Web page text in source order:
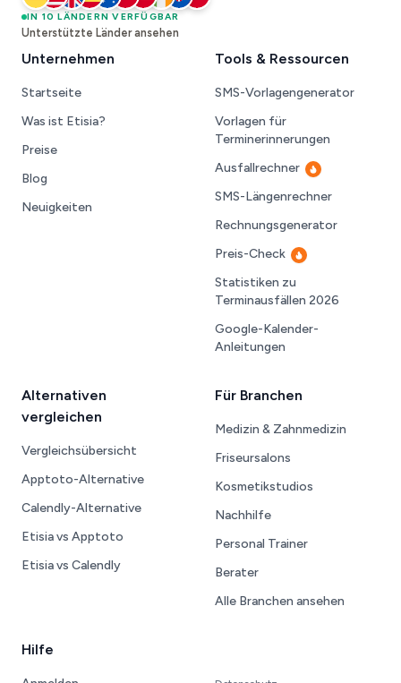
Deutschland
Vereinigte Staaten
Vereinigtes Königreich
Spanien
Australien
PolenÖsterreich
IrlandKroatien
IN 10 LÄNDERN VERFÜGBAR
Unterstützte Länder ansehen
Unternehmen
Startseite
Was ist Etisia?
Preise
Blog
Neuigkeiten
Tools & Ressourcen
SMS-Vorlagengenerator
Vorlagen für
Terminerinnerungen
Ausfallrechner
Neu
SMS-Längenrechner
Rechnungsgenerator
Preis-Check
Neu
Statistiken zu
Terminausfällen 2026
Google-Kalender-
Anleitungen
Alternativen
vergleichen
Vergleichsübersicht
Apptoto-Alternative
Calendly-Alternative
Etisia vs Apptoto
Etisia vs Calendly
Für Branchen
Medizin & Zahnmedizin
Friseursalons
Kosmetikstudios
Nachhilfe
Personal Trainer
Berater
Alle Branchen ansehen
Hilfe